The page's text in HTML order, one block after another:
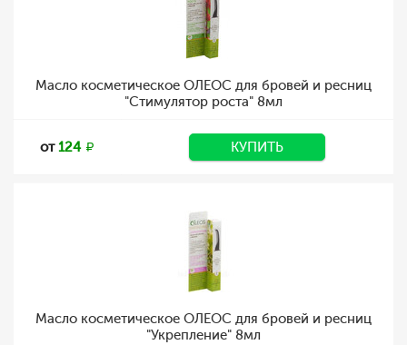
Масло косметическое ОЛЕОС для бровей и ресниц
"Стимулятор роста" 8мл
от124 КУПИТЬ
Масло косметическое ОЛЕОС для бровей и ресниц
"Укрепление" 8мл